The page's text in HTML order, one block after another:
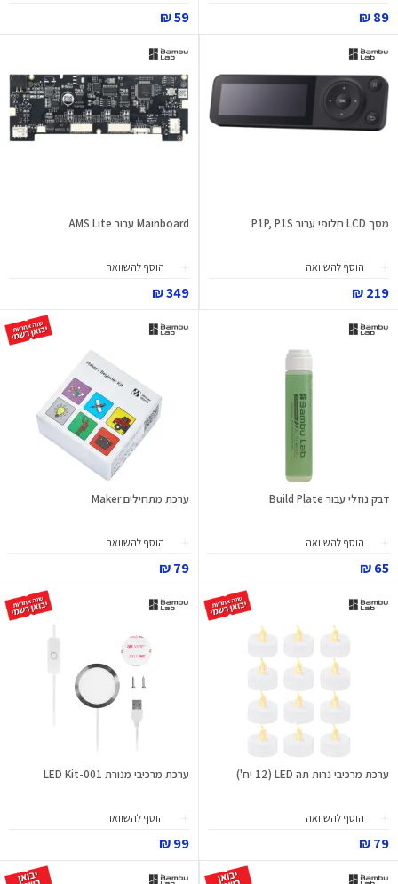
89 ₪
59 ₪
מסך LCD חלופי עבור P1P, P1S
הוסף להשוואה
219 ₪
Mainboard עבור AMS Lite
הוסף להשוואה
349 ₪
דבק נוזלי עבור Build Plate
הוסף להשוואה
65 ₪
ערכת מתחילים Maker
הוסף להשוואה
79 ₪
ערכת מרכיבי נרות תה LED (12 יח')
הוסף להשוואה
79 ₪
ערכת מרכיבי מנורת LED Kit-001
הוסף להשוואה
99 ₪